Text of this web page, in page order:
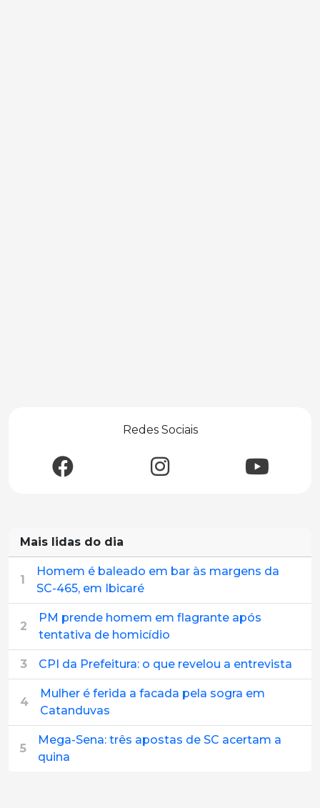
Redes Sociais
Mais lidas do dia
1
Homem é baleado em bar às margens da
SC-465, em Ibicaré
2
PM prende homem em flagrante após
tentativa de homicídio
3 CPI da Prefeitura: o que revelou a entrevista
4
Mulher é ferida a facada pela sogra em
Catanduvas
5
Mega-Sena: três apostas de SC acertam a
quina